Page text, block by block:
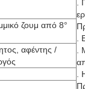
.
.
ζουμ από 8°
αφέντης /